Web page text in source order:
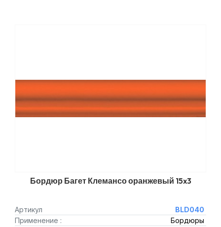
Бордюр Багет Клемансо оранжевый 15x3
Артикул
BLD040
Применение :
Бордюры